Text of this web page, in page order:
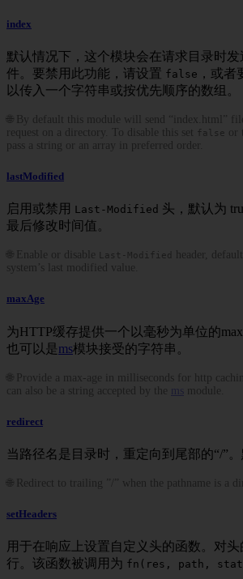
index
默认情况下，这个模块会在请求目录时发
件。要禁用此功能，请设置 false ，或
以传入一个字符串或按优先顺序的数组。
🌐 By default this module will send “index.html”
request on a directory. To disable this set false or
pass a string or an array in preferred order.
lastModified
启用或禁用 Last-Modified 头，默认为
最后修改时间值。
🌐 Enable or disable Last-Modified
header,
system’s last modified value.
maxAge
为HTTP缓存提供一个以毫秒为单位的
也可以是ms模块接受的字符串。
🌐 Provide a max-age in milliseconds for http
can also be a string accepted by the ms module.
redirect
当路径名是目录时，重定向到尾部的“/”
🌐 Redirect to trailing ”/” when the pathname is a
setHeaders
用于在响应上设置自定义头的函数。对
行。该函数被调用为 fn(res, path,